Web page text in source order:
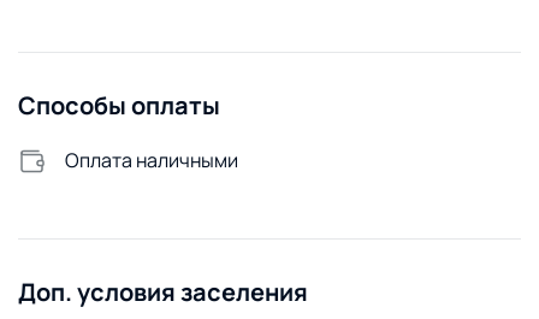
Способы оплаты
Оплата наличными
Доп. условия заселения